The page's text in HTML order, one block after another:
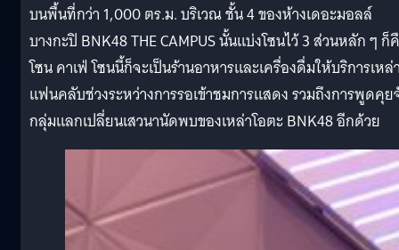
บนพื้นที่กว่า 1,000 ตร.ม. บริเวณ ชั้น 4 ของห้างเดอะมอลล์
บางกะปิ BNK48 THE CAMPUS นั้นแบ่งโซนไว้ 3 ส่วนหลัก ๆ ก็
โซน คาเฟ่ โซนนี้ก็จะเป็นร้านอาหารและเครื่องดื่มให้บริการเหล่
แฟนคลับช่วงระหว่างการรอเข้าชมการแสดง รวมถึงการพูดคุ
กลุ่มแลกเปลี่ยนเสวนานัดพบของเหล่าโอตะ BNK48 อีกด้วย